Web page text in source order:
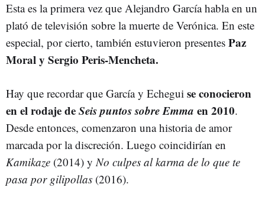
Esta es la primera vez que Alejandro García habla en un
plató de televisión sobre la muerte de Verónica. En este
especial, por cierto, también estuvieron presentes Paz
Moral y Sergio Peris-Mencheta.
Hay que recordar que García y Echegui se conocieron
en el rodaje deSeis puntos sobre Emma en 2010.
Desde entonces, comenzaron una historia de amor
marcada por la discreción. Luego coincidirían en
Kamikaze (2014) yNo culpes al karma de lo que te
pasa por gilipollas (2016).